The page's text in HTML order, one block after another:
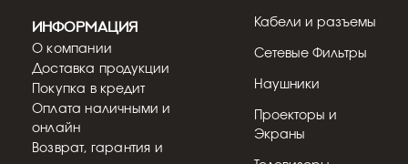
Кабели и разъемы
Сетевые Фильтры
Наушники
Проекторы и
Экраны
Информация
О компании
Доставка продукции
Покупка в кредит
Оплата наличными и
онлайн
Возврат, гарантия и